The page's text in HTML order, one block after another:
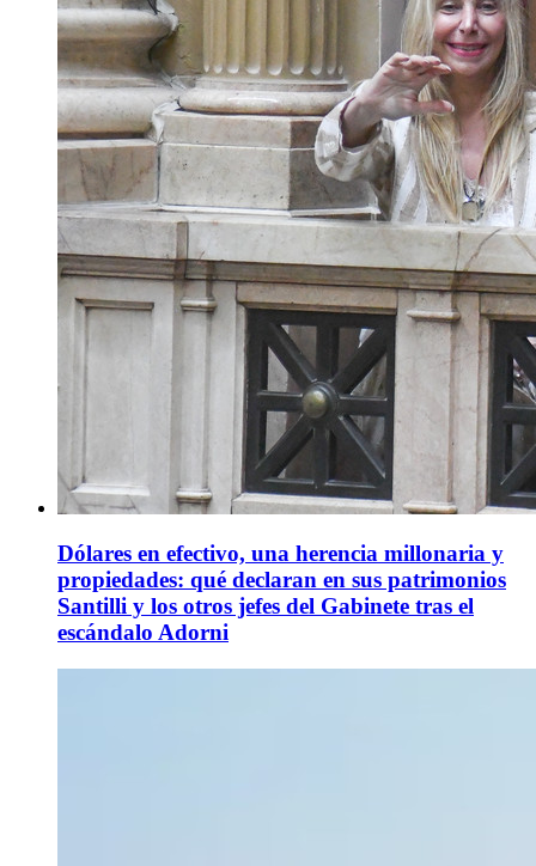
Dólares en efectivo, una herencia millonaria y
propiedades: qué declaran en sus patrimonios
Santilli y los otros jefes del Gabinete tras el
escándalo Adorni